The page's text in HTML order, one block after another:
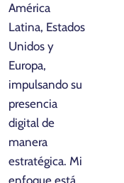
América
Latina, Estados
Unidos y
Europa,
impulsando su
presencia
digital de
manera
estratégica. Mi